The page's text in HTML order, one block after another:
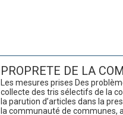
PROPRETE DE LA
Les mesures prises Des
collecte des tris sélectifs de la
la parution d’articles dans la
la communauté de communes,